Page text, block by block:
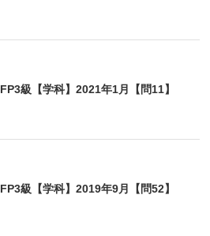
FP3級【学科】2021年1月【問11】
FP3級【学科】2019年9月【問52】